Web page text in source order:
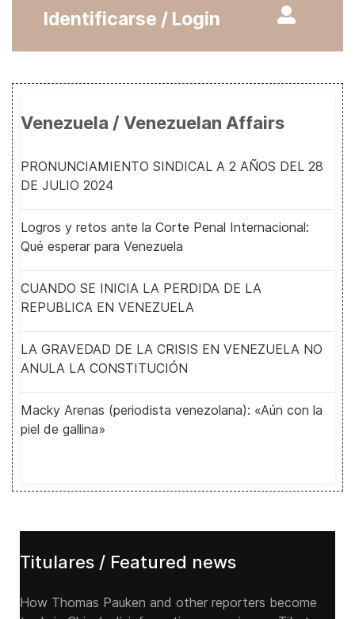
Identificarse / Login
Venezuela / Venezuelan Affairs
PRONUNCIAMIENTO SINDICAL A 2 AÑOS DEL 28
DE JULIO 2024
Logros y retos ante la Corte Penal Internacional:
Qué esperar para Venezuela
CUANDO SE INICIA LA PERDIDA DE LA
REPUBLICA EN VENEZUELA
LA GRAVEDAD DE LA CRISIS EN VENEZUELA NO
ANULA LA CONSTITUCIÓN
Macky Arenas (periodista venezolana): «Aún con la
piel de gallina»
Titulares / Featured news
How Thomas Pauken and other reporters become